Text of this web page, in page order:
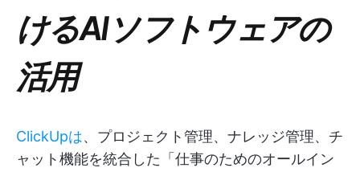
けるAIソフトウェアの
活用
ClickUpは、プロジェクト管理、ナレッジ管理、チ
ャット機能を統合した「仕事のためのオールイン